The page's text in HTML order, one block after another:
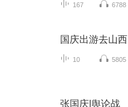
167 6788
国庆出游去山西
10 5805
张国庆|舆论战